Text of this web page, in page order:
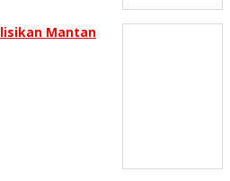
Mantan